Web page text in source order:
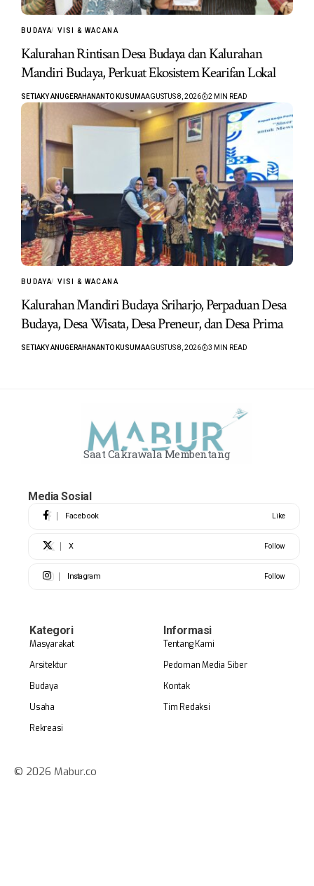
BUDAYA VISI & WACANA
Kalurahan Rintisan Desa Budaya dan Kalurahan
Mandiri Budaya, Perkuat Ekosistem Kearifan Lokal
SETIAKY ANUGERAHANANTO KUSUMAAGUSTUS 8, 2026 2 MIN READ
BUDAYA VISI & WACANA
Kalurahan Mandiri Budaya Sriharjo, Perpaduan Desa
Budaya, Desa Wisata, Desa Preneur, dan Desa Prima
SETIAKY ANUGERAHANANTO KUSUMAAGUSTUS 8, 2026 3 MIN READ
Saat Cakrawala Membentang
Media Sosial
Facebook Like
X Follow
Instagram Follow
Kategori
Masyarakat
Arsitektur
Budaya
Usaha
Rekreasi
Informasi
Tentang Kami
Pedoman Media Siber
Kontak
Tim Redaksi
© 2026 Mabur.co